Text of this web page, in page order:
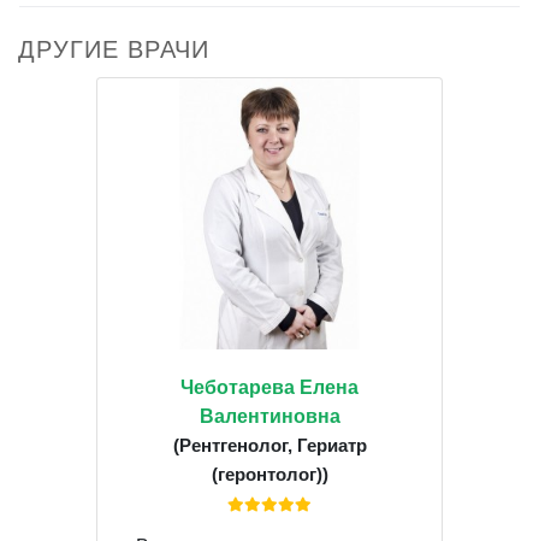
ДРУГИЕ ВРАЧИ
Чеботарева Елена
Валентиновна
(Рентгенолог, Гериатр
(геронтолог))